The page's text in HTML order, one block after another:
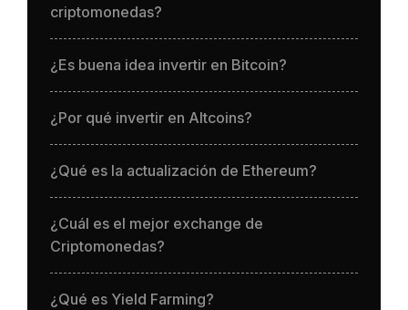
criptomonedas?
¿Es buena idea invertir en Bitcoin?
¿Por qué invertir en Altcoins?
¿Qué es la actualización de Ethereum?
¿Cuál es el mejor exchange de
Criptomonedas?
¿Qué es Yield Farming?